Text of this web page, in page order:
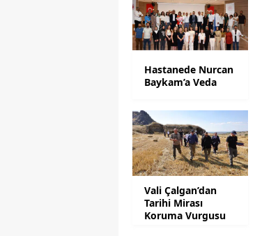
Hastanede Nurcan
Baykam’a Veda
Vali Çalgan’dan
Tarihi Mirası
Koruma Vurgusu